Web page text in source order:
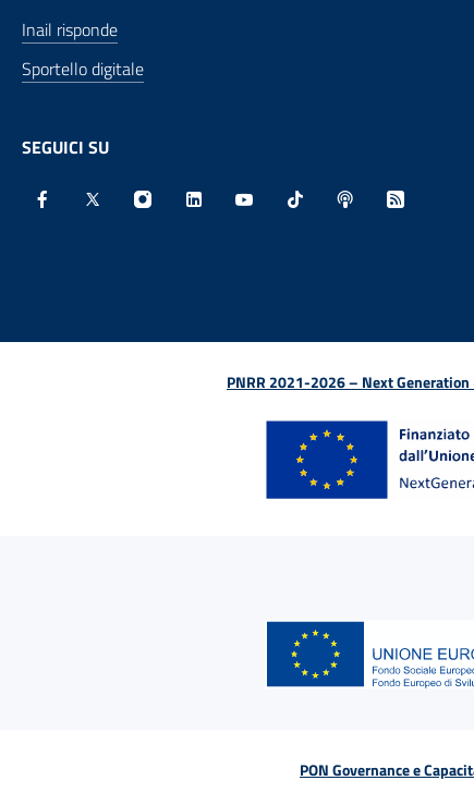
Inail risponde
Sportello digitale
SEGUICI SU
PNRR 2021-2026 – Next
PON Governance e